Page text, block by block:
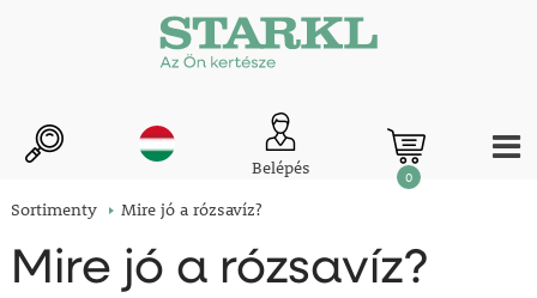
Belépés 0
Sortimenty Mire jó a rózsavíz?
Mire jó a rózsavíz?